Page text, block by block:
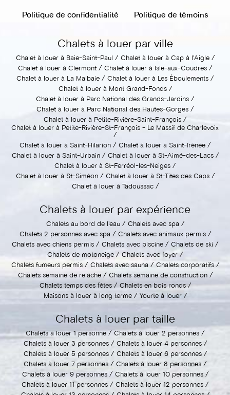
Politique de confidentialité Politique de témoins
Chalets à louer par ville
Chalet à louer à Baie-Saint-Paul
Chalet à louer à Cap à l'Aigle
Chalet à louer à Clermont
Chalet à louer à Isle-aux-Coudres
Chalet à louer à La Malbaie
Chalet à louer à Les Éboulements
Chalet à louer à Mont Grand-Fonds
Chalet à louer à Parc National des Grands-Jardins
Chalet à louer à Parc National des Hautes-Gorges
Chalet à louer à Petite-Rivière-Saint-François
Chalet à louer à Petite-Rivière-St-François - Le Massif de Charlevoix
Chalet à louer à Saint-Hilarion
Chalet à louer à Saint-Irénée
Chalet à louer à Saint-Urbain
Chalet à louer à St-Aimé-des-Lacs
Chalet à louer à St-Ferréol-les-Neiges
Chalet à louer à St-Siméon
Chalet à louer à St-Tites des Caps
Chalet à louer à Tadoussac
Chalets à louer par expérience
Chalets au bord de l'eau
Chalets avec spa
Chalets 2 personnes avec spa
Chalets avec animaux permis
Chalets avec chiens permis
Chalets avec piscine
Chalets de ski
Chalets de motoneige
Chalets avec foyer
Chalets fumeurs permis
Chalets avec sauna
Chalets corporatifs
Chalets semaine de relâche
Chalets semaine de construction
Chalets temps des fêtes
Chalets en bois ronds
Maisons à louer à long terme
Yourte à louer
Chalets à louer par taille
Chalets à louer 1 personne
Chalets à louer 2 personnes
Chalets à louer 3 personnes
Chalets à louer 4 personnes
Chalets à louer 5 personnes
Chalets à louer 6 personnes
Chalets à louer 7 personnes
Chalets à louer 8 personnes
Chalets à louer 9 personnes
Chalets à louer 10 personnes
Chalets à louer 11 personnes
Chalets à louer 12 personnes